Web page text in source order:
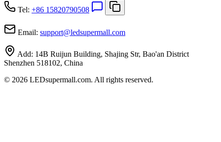
Tel: +86 15820790508
Email: support@ledsupermall.com
Add: 14B Ruijun Building, Shajing Str, Bao'an District
Shenzhen 518102, China
© 2026 LEDsupermall.com. All rights reserved.